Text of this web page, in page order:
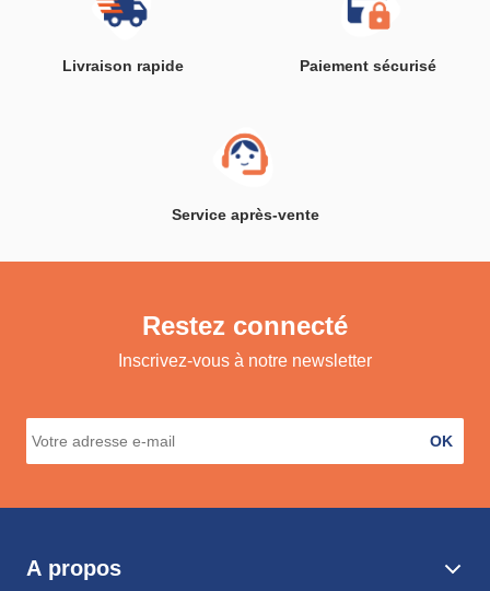
Livraison rapide Paiement sécurisé
Service après-vente
Restez connecté
Inscrivez-vous à notre newsletter
OK
A propos